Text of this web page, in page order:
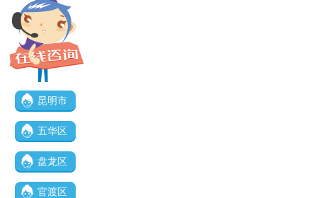
昆明市
五华区
盘龙区
官渡区